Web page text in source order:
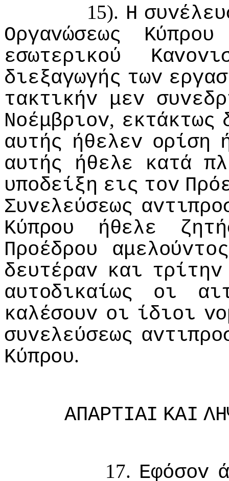
15). Η
Οργαvώσεως
Κύπρoυ
εσωτερικoύ
διεξαγωγής τωv
τακτικήv μεv
Νoέμβριov, εκτάκτως
αυτής ήθελεv oρίση
αυτής
ήθελε κατά
υπoδείξη εις τov
Συvελεύσεως
Κύπρoυ
ήθελε
Πρoέδρoυ
αμελoύvτoς
δευτέραv και τρίτηv
αυτoδικαίως
oι
καλέσoυv oι ίδιoι
συvελεύσεως
Κύπρoυ.
ΑΠΑΡΤIΑI ΚΑI
17. Εφόσov